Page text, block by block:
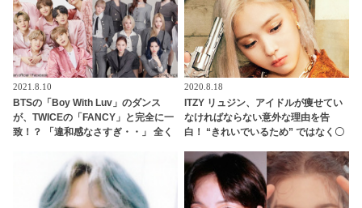
2021.8.10
BTSの「Boy With Luv」のダンス
が、TWICEの「FANCY」と完全に一
致！？ 「違和感なさすぎ・・」 全く
（？）にファン感動
2020.8.18
ITZY リュジン、アイドルが痩せてい
なければならない意外な理由を告
白！ “きれいでいるため” ではなく〇